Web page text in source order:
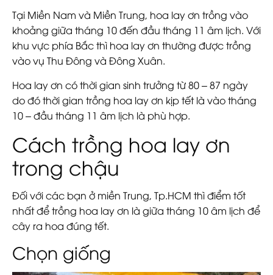
Tại Miền Nam và Miền Trung, hoa lay ơn trồng vào
khoảng giữa tháng 10 đến đầu tháng 11 âm lịch. Với
khu vực phía Bắc thì hoa lay ơn thường được trồng
vào vụ Thu Đông và Đông Xuân.
Hoa lay ơn có thời gian sinh trưởng từ 80 – 87 ngày
do đó thời gian trồng hoa lay ơn kịp tết là vào tháng
10 – đầu tháng 11 âm lịch là phù hợp.
Cách trồng hoa lay ơn
trong chậu
Đối với các bạn ở miền Trung, Tp.HCM thì điểm tốt
nhất để trồng hoa lay ơn là giữa tháng 10 âm lịch để
cây ra hoa đúng tết.
Chọn giống